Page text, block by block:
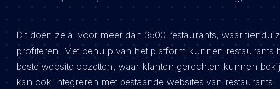
Dit doen ze al voor meer dan 3500 restaurants, waar
profiteren. Met behulp van het platform kunnen
bestelwebsite opzetten, waar klanten gerechten kunnen
kan ook integreren met bestaande websites van restaurants.